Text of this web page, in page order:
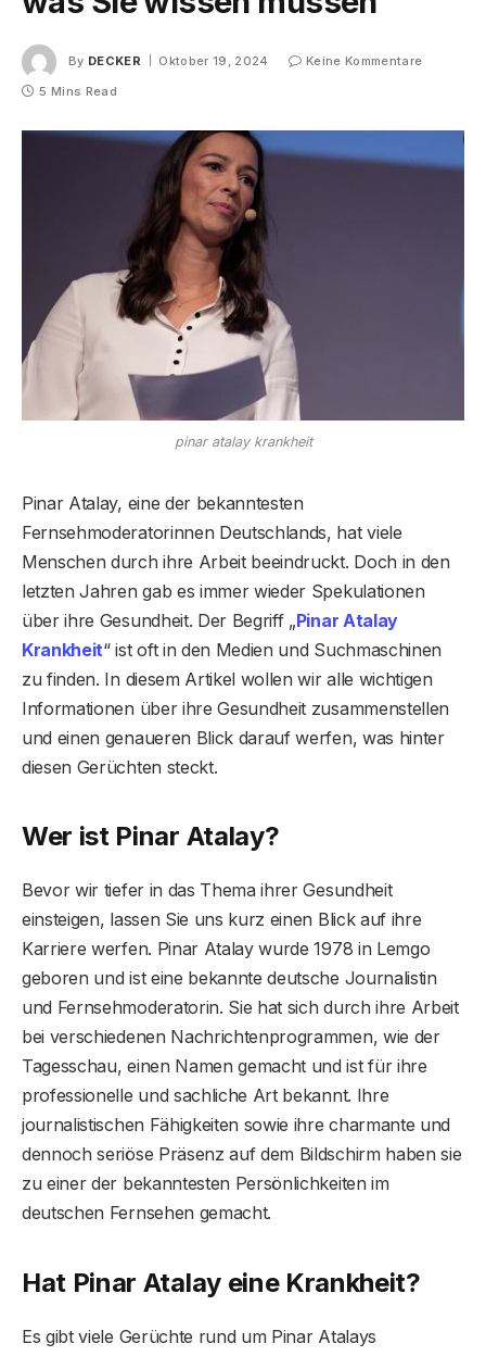
By DECKER Oktober 19, 2024
Keine Kommentare
5 Mins Read
pinar atalay krankheit
Pinar Atalay, eine der bekanntesten
Fernsehmoderatorinnen Deutschlands, hat viele
Menschen durch ihre Arbeit beeindruckt. Doch in den
letzten Jahren gab es immer wieder Spekulationen
über ihre Gesundheit. Der Begriff „Pinar Atalay
Krankheit“ ist oft in den Medien und Suchmaschinen
zu finden. In diesem Artikel wollen wir alle wichtigen
Informationen über ihre Gesundheit zusammenstellen
und einen genaueren Blick darauf werfen, was hinter
diesen Gerüchten steckt.
Wer ist Pinar Atalay?
Bevor wir tiefer in das Thema ihrer Gesundheit
einsteigen, lassen Sie uns kurz einen Blick auf ihre
Karriere werfen. Pinar Atalay wurde 1978 in Lemgo
geboren und ist eine bekannte deutsche Journalistin
und Fernsehmoderatorin. Sie hat sich durch ihre Arbeit
bei verschiedenen Nachrichtenprogrammen, wie der
Tagesschau, einen Namen gemacht und ist für ihre
professionelle und sachliche Art bekannt. Ihre
journalistischen Fähigkeiten sowie ihre charmante und
dennoch seriöse Präsenz auf dem Bildschirm haben sie
zu einer der bekanntesten Persönlichkeiten im
deutschen Fernsehen gemacht.
Hat Pinar Atalay eine Krankheit?
Es gibt viele Gerüchte rund um Pinar Atalays